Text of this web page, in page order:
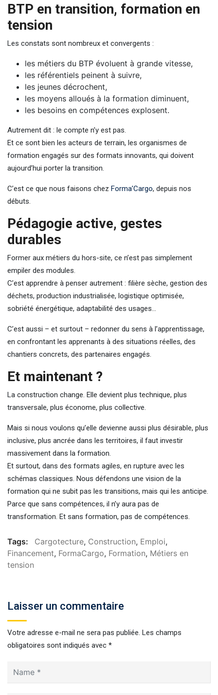
BTP en transition, formation en
tension
Les constats sont nombreux et convergents :
les métiers du BTP évoluent à grande vitesse,
les référentiels peinent à suivre,
les jeunes décrochent,
les moyens alloués à la formation diminuent,
les besoins en compétences explosent.
Autrement dit : le compte n’y est pas.
Et ce sont bien les acteurs de terrain, les organismes de
formation engagés sur des formats innovants, qui doivent
aujourd’hui porter la transition.
C’est ce que nous faisons chez Forma’Cargo, depuis nos
débuts.
Pédagogie active, gestes
durables
Former aux métiers du hors-site, ce n’est pas simplement
empiler des modules.
C’est apprendre à penser autrement : filière sèche, gestion des
déchets, production industrialisée, logistique optimisée,
sobriété énergétique, adaptabilité des usages…
C’est aussi – et surtout – redonner du sens à l’apprentissage,
en confrontant les apprenants à des situations réelles, des
chantiers concrets, des partenaires engagés.
Et maintenant ?
La construction change. Elle devient plus technique, plus
transversale, plus économe, plus collective.
Mais si nous voulons qu’elle devienne aussi plus désirable, plus
inclusive, plus ancrée dans les territoires, il faut investir
massivement dans la formation.
Et surtout, dans des formats agiles, en rupture avec les
schémas classiques. Nous défendons une vision de la
formation qui ne subit pas les transitions, mais qui les anticipe.
Parce que sans compétences, il n’y aura pas de
transformation. Et sans formation, pas de compétences.
Tags: Cargotecture, Construction, Emploi,
Financement, FormaCargo, Formation, Métiers en
tension
Laisser un commentaire
Votre adresse e-mail ne sera pas publiée. Les champs
obligatoires sont indiqués avec *